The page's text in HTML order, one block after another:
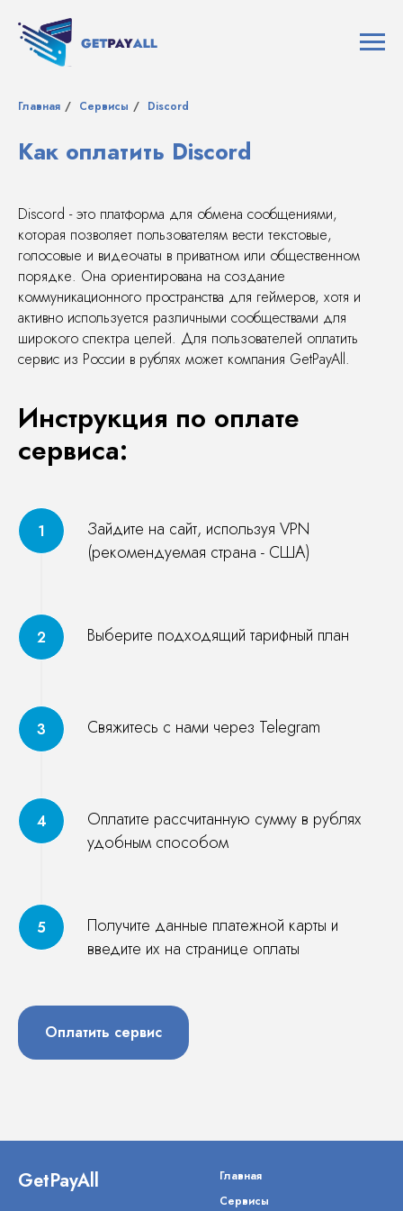
Главная / Сервисы / Discord
Как оплатить Discord
Discord - это платформа для обмена сообщениями,
которая позволяет пользователям вести текстовые,
голосовые и видеочаты в приватном или общественном
порядке. Она ориентирована на создание
коммуникационного пространства для геймеров, хотя и
активно используется различными сообществами для
широкого спектра целей. Для пользователей оплатить
сервис из России в рублях может компания GetPayAll.
Инструкция по оплате
сервиса:
Зайдите на сайт, используя VPN
(рекомендуемая страна - США)
Выберите подходящий тарифный план
Свяжитесь с нами через Telegram
Оплатите рассчитанную сумму в рублях
удобным способом
Получите данные платежной карты и
введите их на странице оплаты
Оплатить сервис
GetPayAll
Главная
Сервисы